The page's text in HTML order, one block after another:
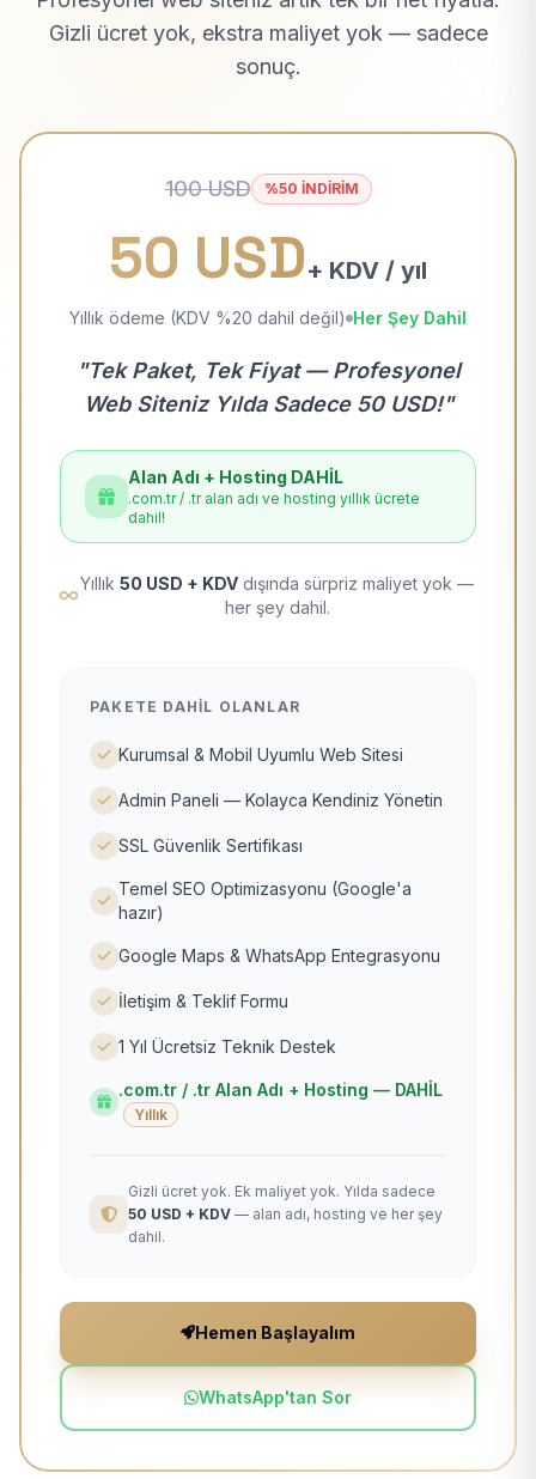
Gizli ücret yok, ekstra maliyet yok — sadece
sonuç.
100 USD %50 İNDİRİM
50 USD+ KDV / yıl
Yıllık ödeme (KDV %20 dahil değil) Her Şey Dahil
"Tek Paket, Tek Fiyat — Profesyonel
Web Siteniz Yılda Sadece 50 USD!"
Alan Adı + Hosting DAHİL
.com.tr / .tr alan adı ve hosting yıllık ücrete
dahil!
Yıllık 50 USD + KDV dışında sürpriz maliyet yok —
her şey dahil.
PAKETE DAHIL OLANLAR
Kurumsal & Mobil Uyumlu Web Sitesi
Admin Paneli — Kolayca Kendiniz Yönetin
SSL Güvenlik Sertifikası
Temel SEO Optimizasyonu (Google'a
hazır)
Google Maps & WhatsApp Entegrasyonu
İletişim & Teklif Formu
1 Yıl Ücretsiz Teknik Destek
.com.tr / .tr Alan Adı + Hosting — DAHİL
Yıllık
Gizli ücret yok. Ek maliyet yok. Yılda sadece
50 USD + KDV — alan adı, hosting ve her şey
dahil.
Hemen Başlayalım
WhatsApp'tan Sor